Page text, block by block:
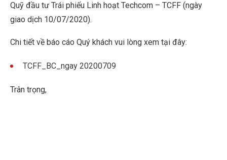
Quỹ đầu tư Trái phiếu Linh hoạt Techcom – TCFF (ngày
giao dịch 10/07/2020).
Chi tiết về báo cáo Quý khách vui lòng xem tại đây:
TCFF_BC_ngay 20200709
Trân trọng,